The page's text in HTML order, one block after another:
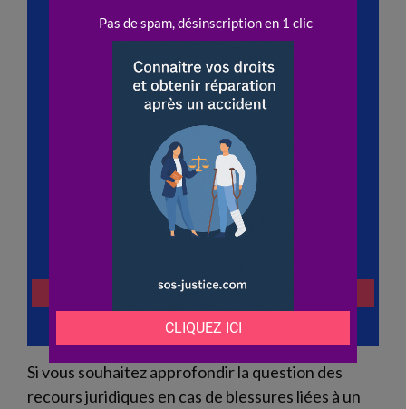
Si vous souhaitez approfondir la question des
recours juridiques en cas de blessures liées à un